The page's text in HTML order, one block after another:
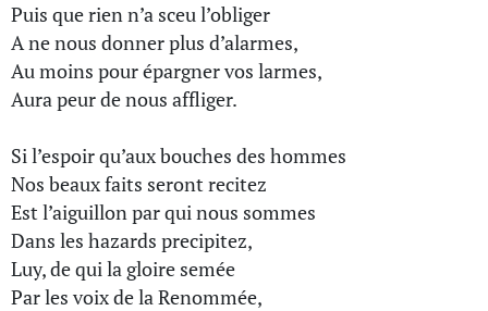
Puis que rien n’a sceu l’obliger
A ne nous donner plus d’alarmes,
Au moins pour épargner vos larmes,
Aura peur de nous affliger.
Si l’espoir qu’aux bouches des hommes
Nos beaux faits seront recitez
Est l’aiguillon par qui nous sommes
Dans les hazards precipitez,
Luy, de qui la gloire semée
Par les voix de la Renommée,